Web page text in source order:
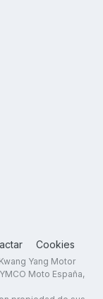
Cookies
Yang Motor
Moto España,